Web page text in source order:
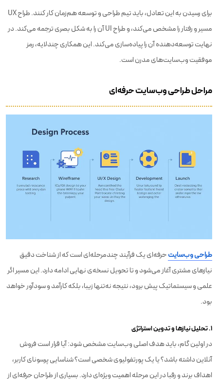
برای رسیدن به این تعادل، باید تیم طراحی و توسعه هم‌زمان کار کنند. طراح UX
مسیر و رفتار را مشخص می‌کند، و طراح UI آن را به شکل بصری ترجمه می‌کند. در
نهایت توسعه‌دهنده آن را پیاده‌سازی می‌کند. این همکاری چندلایه، رمز
موفقیت وب‌سایت‌های مدرن است.
مراحل طراحی وب‌سایت حرفه‌ای
طراحی وب‌سایتحرفه‌ای یک فرآیند چندمرحله‌ای است که از شناخت دقیق
نیازهای مشتری آغاز می‌شود و تا تحویل نسخه‌ی نهایی ادامه دارد. این مسیر اگر
علمی و سیستماتیک پیش برود، نتیجه نه‌تنها زیبا، بلکه کارآمد و سودآور خواهد
بود.
۱. تحلیل نیازها و تدوین استراتژی
در اولین گام، باید هدف اصلی وب‌سایت مشخص شود: آیا قرار است فروش
آنلاین داشته باشد؟ یا یک پورتفولیوی شخصی است؟ شناسایی پرسونای کاربر،
اهداف برند و رقبا در این مرحله اهمیت ویژه‌ای دارد. بسیاری از طراحان حرفه‌ای از